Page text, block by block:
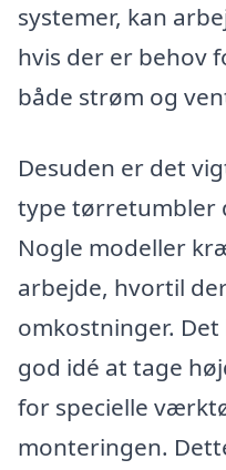
systemer, kan
hvis der er behov
både strøm og
Desuden er det
type tørretumbler
Nogle modeller
arbejde, hvortil
omkostninger.
god idé at tage
for specielle
monteringen.